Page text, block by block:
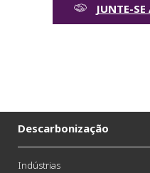
JUNTE-
Descarbonização
Indústrias